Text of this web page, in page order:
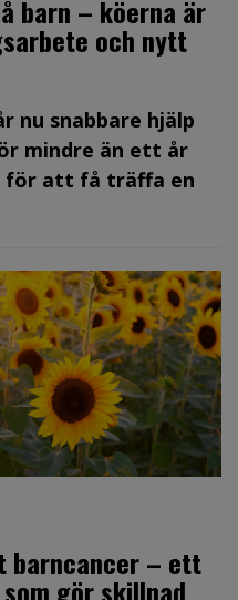
barn – köerna är
och nytt
nu snabbare hjälp
mindre än ett år
för att få träffa en
barncancer – ett
gör skillnad